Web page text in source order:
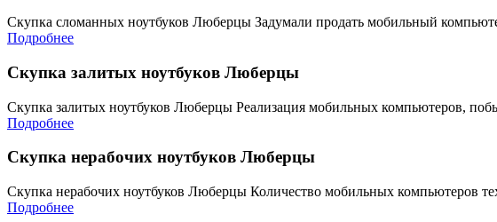
Скупка сломанных ноутбуков Люберцы Задумали продать мобильный
Подробнее
Скупка залитых ноутбуков Люберцы
Скупка залитых ноутбуков Люберцы Реализация мобильных компьютеров,
Подробнее
Скупка нерабочих ноутбуков Люберцы
Скупка нерабочих ноутбуков Люберцы Количество мобильных компьютеров
Подробнее